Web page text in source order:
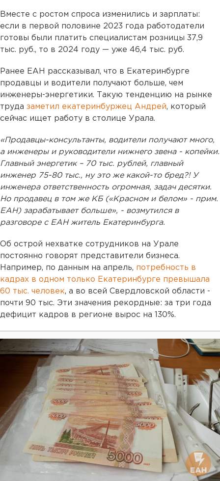
Вместе с ростом спроса изменились и зарплаты:
если в первой половине 2023 года работодатели
готовы были платить специалистам розницы 37,9
тыс. руб., то в 2024 году — уже 46,4 тыс. руб.
Ранее ЕАН рассказывал, что в Екатеринбурге
продавцы и водители получают больше, чем
инженеры-энергетики. Такую тенденцию на рынке
труда заметил екатеринбуржец Андрей, который
сейчас ищет работу в столице Урала.
«Продавцы-консультанты, водители получают много,
а инженеры и руководители нижнего звена - копейки.
Главный энергетик – 70 тыс. рублей, главный
инженер 75-80 тыс., ну это же какой-то бред?! У
инженера ответственность огромная, задач десятки.
Но продавец в том же КБ («Красном и белом» - прим.
ЕАН) зарабатывает больше», - возмутился в
разговоре с ЕАН житель Екатеринбурга.
Об острой нехватке сотрудников на Урале
постоянно говорят представители бизнеса.
Например, по данным на апрель, потребность в
кадрах в одном только Екатеринбурге превышала
60 тыс. человек, а во всей Свердловской области -
почти 90 тыс. Эти значения рекордные: за три года
дефицит кадров в регионе вырос на 130%.